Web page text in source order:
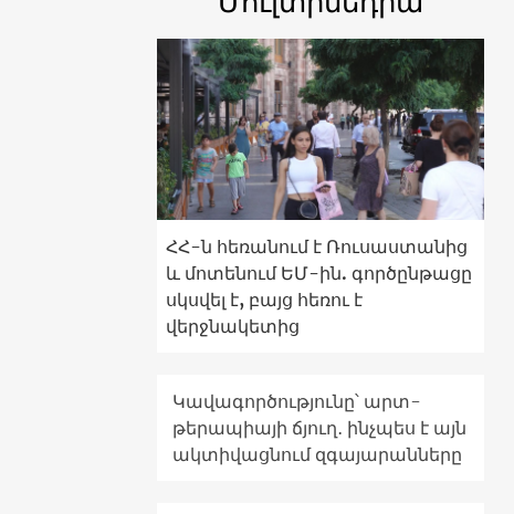
ՀՀ-ն հեռանում է Ռուսաստանից
և մոտենում ԵՄ-ին. գործընթացը
սկսվել է, բայց հեռու է
վերջնակետից
Կավագործությունը՝ արտ-
թերապիայի ճյուղ․ ինչպես է այն
ակտիվացնում զգայարանները